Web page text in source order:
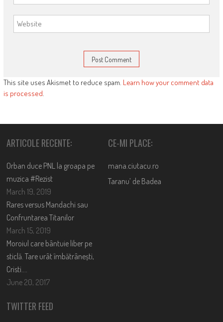
This site uses Akismet to reduce spam. Learn how your comment data
is processed.
ARTICOLE RECENTE:
Orban duce PNL la groapa pe
muzica #Rezist
March 19, 2019
Rares versus Mandachi sau
Confruntarea Titanilor
March 15, 2019
Moroiul care bântuie liber pe
sticlă. Tare urât îmbătrânești,
Cristi….
June 20, 2017
CE-MI PLACE:
mana.ciutacu.ro
Taranu’ de Badea
TWITTER FEED